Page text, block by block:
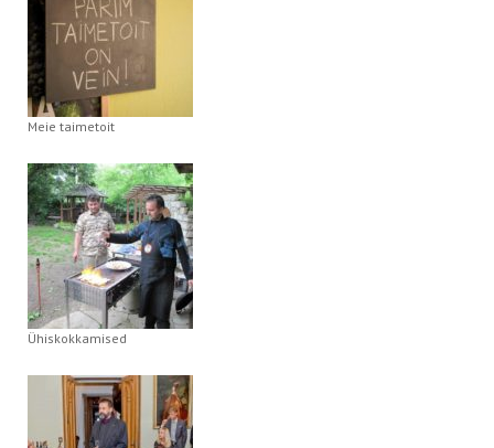
Meie taimetoit
Ühiskokkamised